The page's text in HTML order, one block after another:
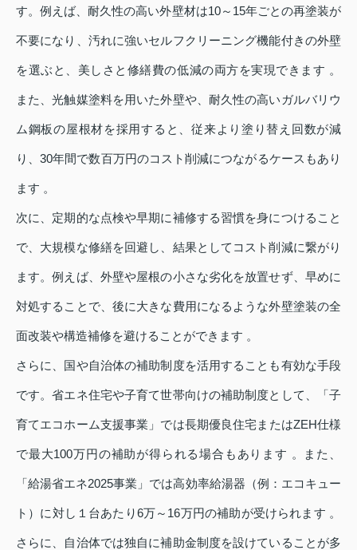
す。例えば、耐久性の高い外壁材は10～15年ごとの再塗装が
不要になり、汚れに強いセルフクリーニング機能付きの外壁
を選ぶと、美しさと修繕費の低減の両方を実現できます 。
また、光触媒塗料を用いた外壁や、耐久性の高いガルバリウ
ム鋼板の屋根材を採用すると、従来より塗り替え回数が減
り、30年間で数百万円のコスト削減につながるケースもあり
ます 。
次に、定期的な点検や早期に補修する習慣を身につけること
で、大規模な修繕を回避し、結果としてコスト削減に繋がり
ます。例えば、外壁や屋根の小さな劣化を放置せず、早めに
対処することで、後に大きな費用になるような外壁塗装の全
面改装や構造補修を避けることができます 。
さらに、国や自治体の補助制度を活用することも有効な手段
です。省エネ住宅や子育て世帯向けの補助制度として、「子
育てエコホーム支援事業」では長期優良住宅またはZEH仕様
で最大100万円の補助が得られる場合もあります 。また、
「給湯省エネ2025事業」では高効率給湯器（例：エコキュー
ト）に対し１台あたり6万～16万円の補助が受けられます 。
さらに、自治体では独自に補助金制度を設けていることが多